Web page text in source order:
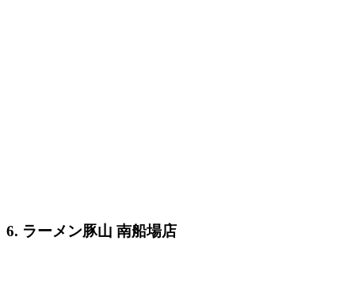
6. ラーメン豚山 南船場店